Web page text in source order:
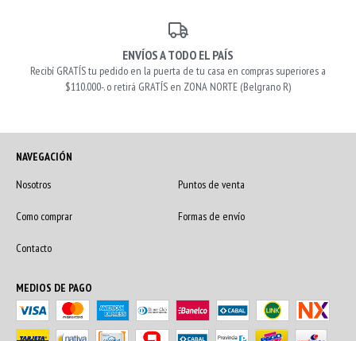
ENVÍOS A TODO EL PAÍS
Recibí GRATÍS tu pedido en la puerta de tu casa en compras superiores a
$110.000-. o retirá GRATÍS en ZONA NORTE (Belgrano R)
NAVEGACIÓN
Nosotros
Puntos de venta
Como comprar Formas de envío
Contacto
MEDIOS DE PAGO